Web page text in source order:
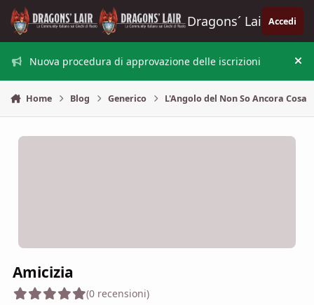
Vai al contenuto
Dragons´ Lair Accedi
Nuova procedura di approvazione delle iscrizioni
Home Blog Generico L'Angolo del Non So Ancora Cosa
Amicizia
(0 recensioni)